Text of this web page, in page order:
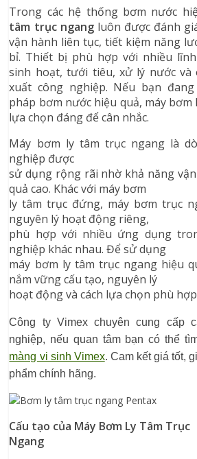
Trong các hệ thống bơm nước
tâm trục ngangluôn được đánh
vận hành liên tục, tiết kiệm năng
bỉ. Thiết bị phù hợp với nhiều
sinh hoạt, tưới tiêu, xử lý nước và
xuất công nghiệp. Nếu bạn
pháp bơm nước hiệu quả, máy
lựa chọn đáng để cân nhắc.
Máy bơm ly tâm trục ngang là
nghiệp được
sử dụng rộng rãi nhờ khả năng
quả cao. Khác với máy bơm
ly tâm trục đứng, máy bơm trục
nguyên lý hoạt động riêng,
phù hợp với nhiều ứng dụng
nghiệp khác nhau. Để sử dụng
máy bơm ly tâm trục ngang hiệu
nắm vững cấu tạo, nguyên lý
hoạt động và cách lựa chọn phù
Công ty Vimex chuyên cung cấp
nghiệp, nếu quan tâm bạn có thể
màng vi sinh Vimex. Cam kết giá tốt,
phẩm chính hãng.
Cấu tạo của Máy Bơm Ly Tâm Trục
Ngang